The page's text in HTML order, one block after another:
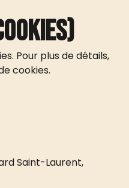
Pour plus de détails,
cookies.
Saint-Laurent,